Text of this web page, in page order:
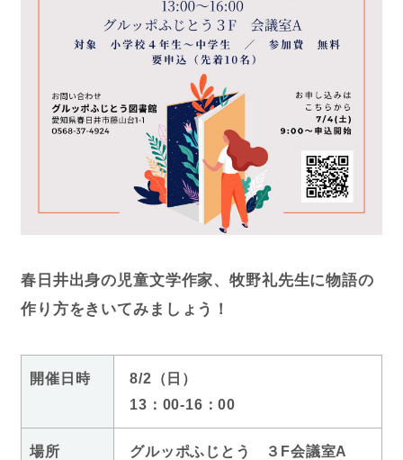
春日井出身の児童文学作家、牧野礼先生に物語の
作り方をきいてみましょう！
開催日時
8/2（日）
13：00-16：00
場所 グルッポふじとう ３F会議室A